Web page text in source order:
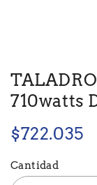
710watts
$722.035
Cantidad